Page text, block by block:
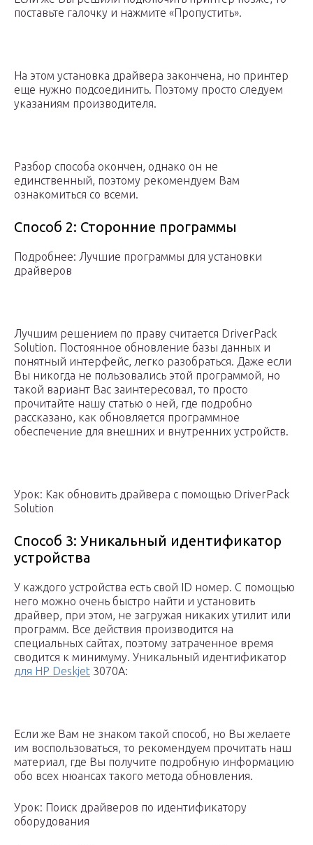
поставьте галочку и нажмите «Пропустить».
На этом установка драйвера закончена, но принтер
еще нужно подсоединить. Поэтому просто следуем
указаниям производителя.
Разбор способа окончен, однако он не
единственный, поэтому рекомендуем Вам
ознакомиться со всеми.
Способ 2: Сторонние программы
Подробнее: Лучшие программы для установки
драйверов
Лучшим решением по праву считается DriverPack
Solution. Постоянное обновление базы данных и
понятный интерфейс, легко разобраться. Даже если
Вы никогда не пользовались этой программой, но
такой вариант Вас заинтересовал, то просто
прочитайте нашу статью о ней, где подробно
рассказано, как обновляется программное
обеспечение для внешних и внутренних устройств.
Урок: Как обновить драйвера с помощью DriverPack
Solution
Способ 3: Уникальный идентификатор
устройства
У каждого устройства есть свой ID номер. С помощью
него можно очень быстро найти и установить
драйвер, при этом, не загружая никаких утилит или
программ. Все действия производится на
специальных сайтах, поэтому затраченное время
сводится к минимуму. Уникальный идентификатор
для HP Deskjet 3070A:
Если же Вам не знаком такой способ, но Вы желаете
им воспользоваться, то рекомендуем прочитать наш
материал, где Вы получите подробную информацию
обо всех нюансах такого метода обновления.
Урок: Поиск драйверов по идентификатору
оборудования